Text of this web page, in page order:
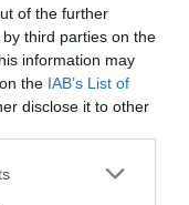
of the further
third parties on the
information may
the IAB’s List of
disclose it to other
or more Google